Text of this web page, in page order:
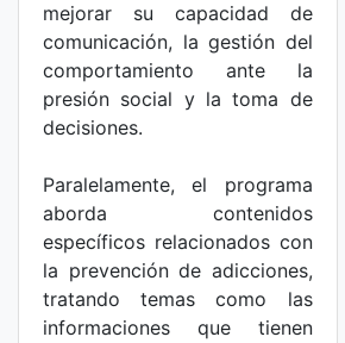
mejorar su capacidad de
comunicación, la gestión del
comportamiento ante la
presión social y la toma de
decisiones.
Paralelamente, el programa
aborda contenidos
específicos relacionados con
la prevención de adicciones,
tratando temas como las
informaciones que tienen